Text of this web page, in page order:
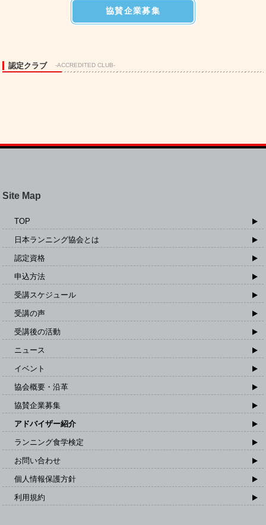
協賛企業募集
認定クラブ -ACCREDITED CLUB-
Site Map
TOP
日本ランニング協会とは
認定資格
申込方法
受講スケジュール
受講の声
受講後の活動
ニュース
イベント
協会概要・沿革
協賛企業募集
アドバイザー紹介
ランニング食学検定
お問い合わせ
個人情報保護方針
利用規約